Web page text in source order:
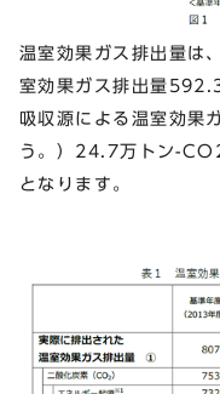
温室効果ガス排出量は
室効果ガス排出量
吸収源による温室効果
う。）24.7万トン-CO
となります。